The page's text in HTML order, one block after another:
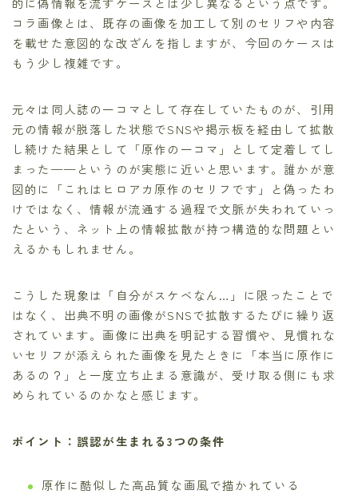
コラ画像とは、既存の画像を加工して別のセリフや内容
を載せた意図的な改ざんを指しますが、今回のケースは
もう少し複雑です。
元々は同人誌の一コマとして存在していたものが、引用
元の情報が脱落した状態でSNSや掲示板を経由して拡散
し続けた結果として「原作の一コマ」として定着してし
まった——というのが実態に近いと思います。誰かが意
図的に「これはヒロアカ原作のセリフです」と偽ったわ
けではなく、情報が流通する過程で文脈が失われていっ
たという、ネット上の情報拡散が持つ構造的な問題とい
えるかもしれません。
こうした現象は「自分がスケベなん…」に限ったことで
はなく、出典不明の画像がSNSで拡散するたびに繰り返
されています。画像に出典を明記する習慣や、見慣れな
いセリフが添えられた画像を見たときに「本当に原作に
あるの？」と一度立ち止まる意識が、受け取る側にも求
められているのかなと感じます。
ポイント：誤認が生まれる3つの条件
原作に酷似した高品質な画風で描かれている